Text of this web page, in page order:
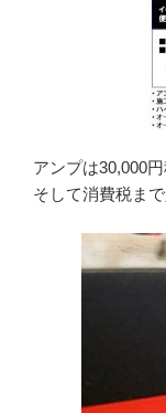
アンプは30,000
そして消費税ま